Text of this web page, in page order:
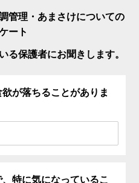
管理・あまさけについての
ート
る保護者にお聞きします。
が落ちることがありま
特に気になっているこ